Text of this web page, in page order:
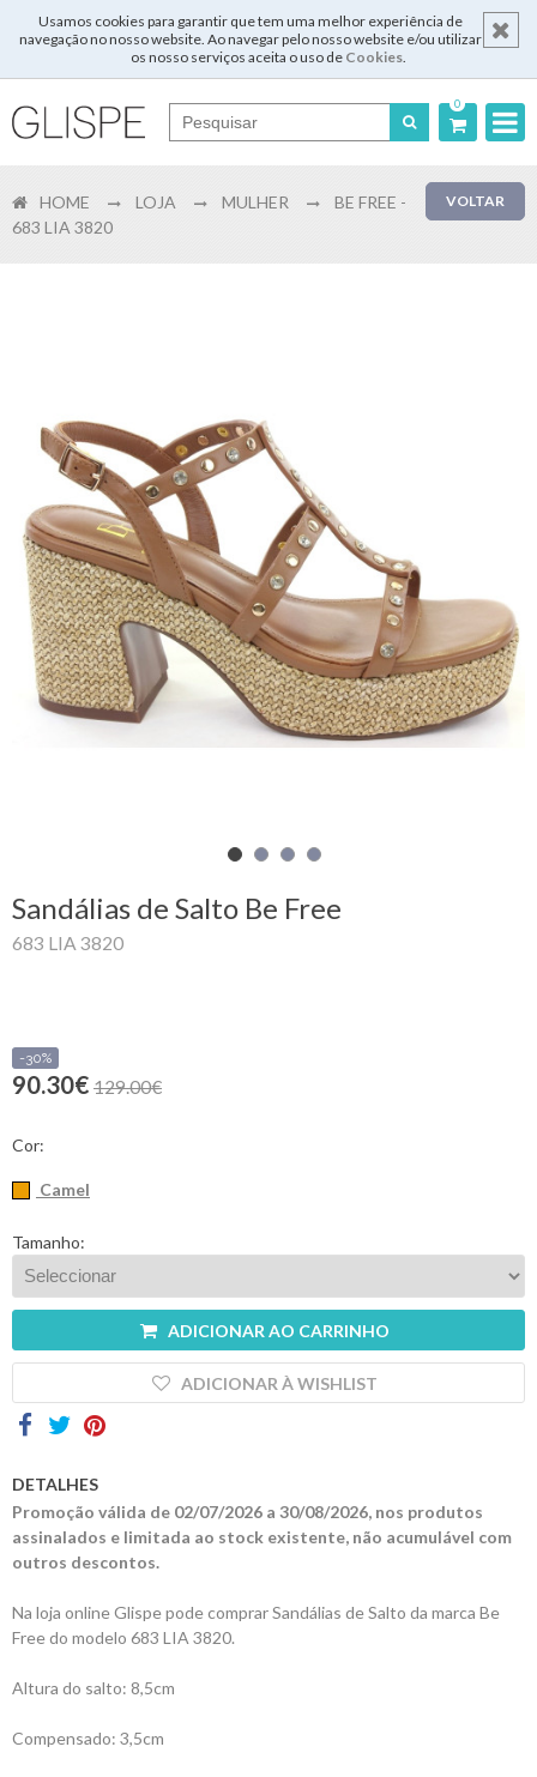
Usamos cookies para garantir que tem uma melhor experiência de
navegação no nosso website. Ao navegar pelo nosso website e/ou utilizar
os nosso serviços aceita o uso de Cookies.
0
English
Login
Registar
Carrinho
de
compras
Glispe
Marcas
Outlet
VOLTAR
HOME LOJA MULHER
BE FREE -
683 LIA 3820
Sandálias de Salto Be Free
683 LIA 3820
-30%
90.30€ 129.00€
Cor:
Camel
Tamanho:
ADICIONAR AO CARRINHO
ADICIONAR À WISHLIST
DETALHES
Promoção válida de 02/07/2026 a 30/08/2026, nos produtos
assinalados e limitada ao stock existente, não acumulável com
outros descontos.
Na loja online Glispe pode comprar Sandálias de Salto da marca Be
Free do modelo 683 LIA 3820.
Altura do salto: 8,5cm
Compensado: 3,5cm